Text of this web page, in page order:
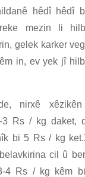
hêdî hêdî
mezin li
gelek karker
in, ev yek jî
nirxê
3 Rs / kg daket,
bi 5 Rs / kg
cil û
4 Rs / kg kêm